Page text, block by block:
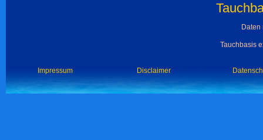
Tauchbasis
Impressum Disclaimer